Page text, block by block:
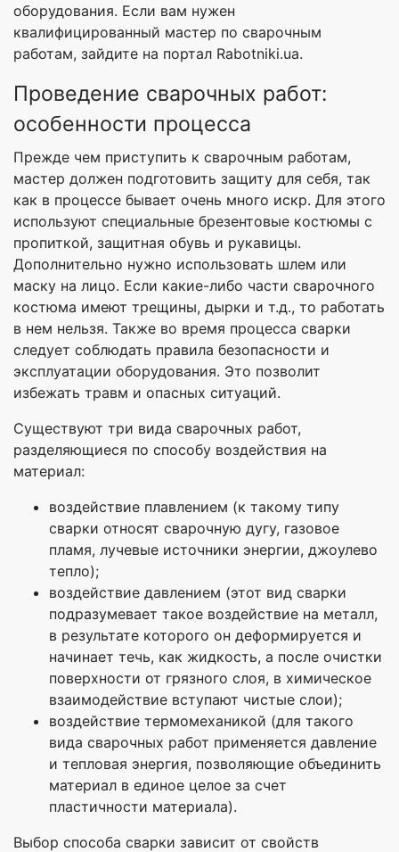
оборудования. Если вам нужен
квалифицированный мастер по сварочным
работам, зайдите на портал Rabotniki.ua.
Проведение сварочных работ:
особенности процесса
Прежде чем приступить к сварочным работам,
мастер должен подготовить защиту для себя, так
как в процессе бывает очень много искр. Для этого
используют специальные брезентовые костюмы с
пропиткой, защитная обувь и рукавицы.
Дополнительно нужно использовать шлем или
маску на лицо. Если какие-либо части сварочного
костюма имеют трещины, дырки и т.д., то работать
в нем нельзя. Также во время процесса сварки
следует соблюдать правила безопасности и
эксплуатации оборудования. Это позволит
избежать травм и опасных ситуаций.
Существуют три вида сварочных работ,
разделяющиеся по способу воздействия на
материал:
воздействие плавлением (к такому типу
сварки относят сварочную дугу, газовое
пламя, лучевые источники энергии, джоулево
тепло);
воздействие давлением (этот вид сварки
подразумевает такое воздействие на металл,
в результате которого он деформируется и
начинает течь, как жидкость, а после очистки
поверхности от грязного слоя, в химическое
взаимодействие вступают чистые слои);
воздействие термомеханикой (для такого
вида сварочных работ применяется давление
и тепловая энергия, позволяющие объединить
материал в единое целое за счет
пластичности материала).
Выбор способа сварки зависит от свойств